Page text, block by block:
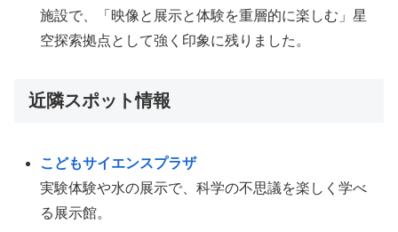
施設で、「映像と展示と体験を重層的に楽しむ」星
空探索拠点として強く印象に残りました。
近隣スポット情報
こどもサイエンスプラザ
実験体験や水の展示で、科学の不思議を楽しく学べ
る展示館。